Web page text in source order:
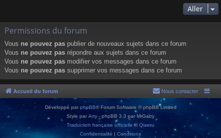
Aller
Permissions du forum
Vous ne pouvez pas publier de nouveaux sujets dans ce forum
Vous ne pouvez pas répondre aux sujets dans ce forum
Vous ne pouvez pas modifier vos messages dans ce forum
Vous ne pouvez pas supprimer vos messages dans ce forum
Accueil du forum Nous contacter
Développé par phpBB® Forum Software © phpBB Limited
Style par Arty - phpBB 3.3 par MrGaby
Traduction française officielle ©Qiaeru
Confidentialité | Conditions